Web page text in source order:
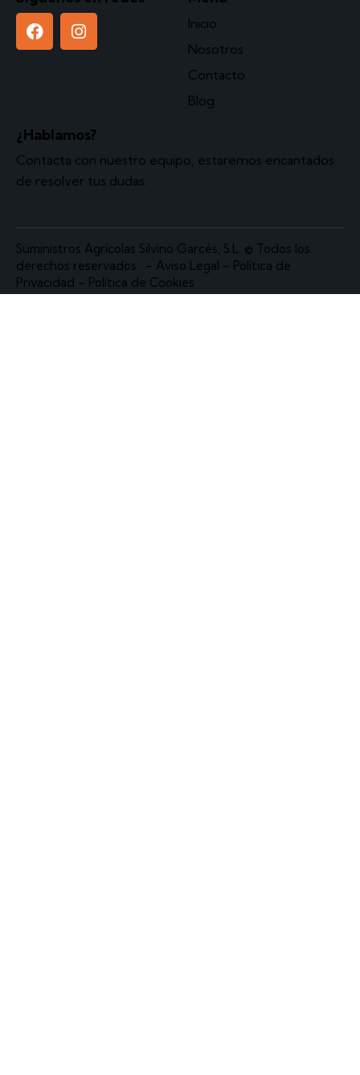
Inicio
Nosotros
Contacto
Blog
¿Hablamos?
Contacta con nuestro equipo, estaremos encantados
de resolver tus dudas.
Suministros Agrícolas Silvino Garcés, S.L.
© Todos los
derechos reservados. – Aviso Legal – Política de
Privacidad – Política de Cookies